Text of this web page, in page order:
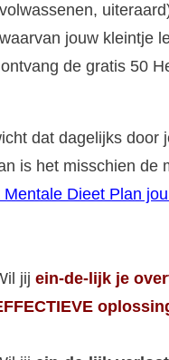
jouw kleintje
de gratis 50
dat dagelijks door
is het misschien de
Mentale Dieet Plan
jij ein-de-lijk je